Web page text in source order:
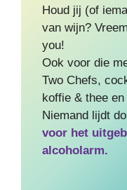
Houd jij (of
van wijn?
you!
Ook voor die
Two Chefs,
koffie & thee
Niemand lijdt
voor het
alcoholarm.